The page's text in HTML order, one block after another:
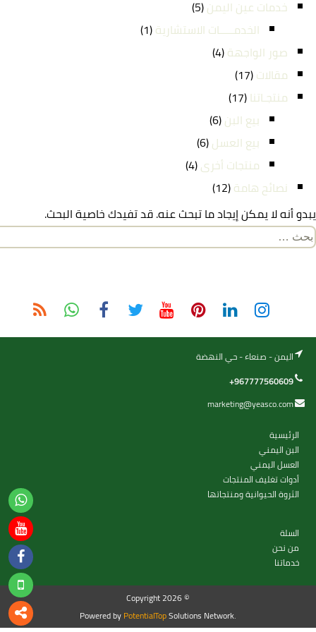
خدمات عين اليمن(5)
الخدمـــــات الاستشارية(1)
صور الواجهة(4)
مقالات(17)
منتجـاتنا (17)
بيع البن(6)
بيع العسل(6)
منتجات أخرى(4)
نصائح هامة(12)
يبدو أنه لا يمكن إيجاد ما تبحث عنه. قد تفيدك خاصية البحث.
البحث
اليمن - صنعاء - حي النهضة
+967777560609
marketing@yeasco.com
الرئيسية
البن اليمني
العسل اليمني
أدوات تغليف المنتجات
الثروة الحيوانية ومنتجاتها
السلة
من نحن
خدماتنا
Copyright 2026 ©
Powered byPotentialTopSolutions Network.